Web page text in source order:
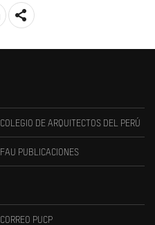
COLEGIO DE ARQUITECTOS DEL PERÚ
FAU PUBLICACIONES
CORREO PUCP